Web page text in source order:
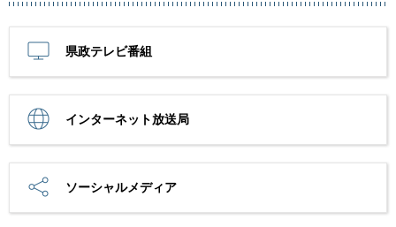
県政テレビ番組
インターネット放送局
ソーシャルメディア